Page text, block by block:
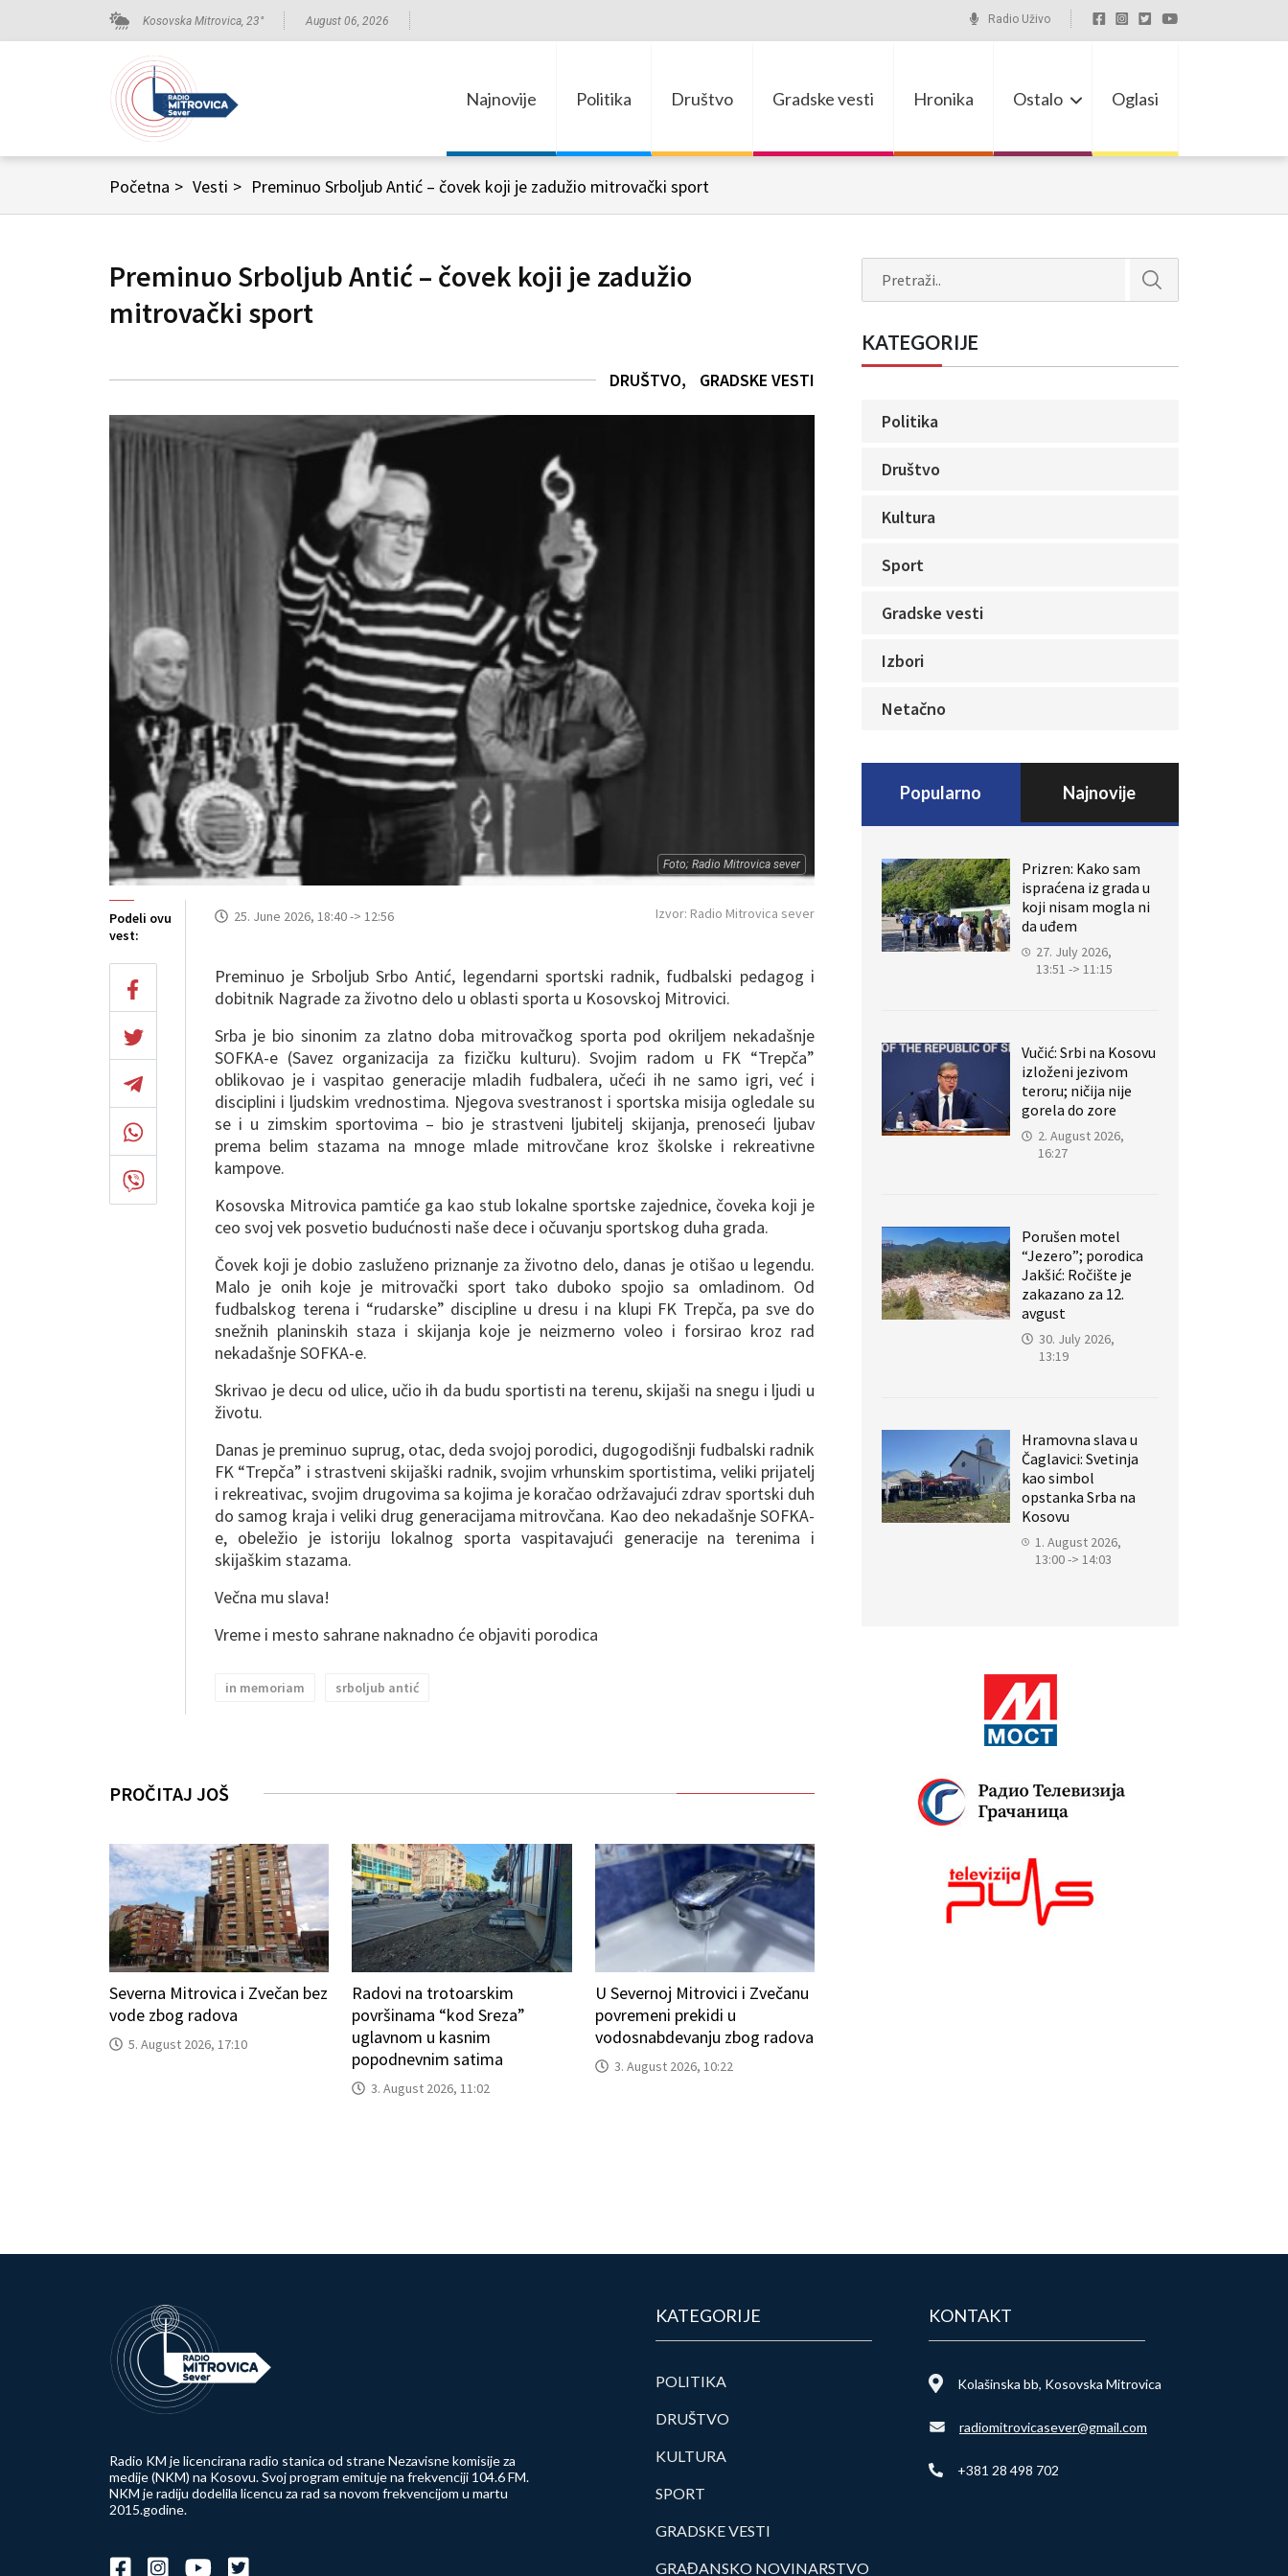
Kosovska Mitrovica, 23° August 06, 2026 Radio Uživo
Najnovije Politika Društvo Gradske vesti Hronika Ostalo Oglasi
Početna > Vesti > Preminuo Srboljub Antić – čovek koji je zadužio mitrovački sport
Preminuo Srboljub Antić – čovek koji je zadužio
mitrovački sport
DRUŠTVO GRADSKE VESTI
Foto; Radio Mitrovica sever
Podeli ovu
vest:
25. June 2026, 18:40 -> 12:56 Izvor: Radio Mitrovica sever
Preminuo je Srboljub Srbo Antić, legendarni sportski radnik, fudbalski pedagog i
dobitnik Nagrade za životno delo u oblasti sporta u Kosovskoj Mitrovici.
Srba je bio sinonim za zlatno doba mitrovačkog sporta pod okriljem nekadašnje
SOFKA-e (Savez organizacija za fizičku kulturu). Svojim radom u FK “Trepča”
oblikovao je i vaspitao generacije mladih fudbalera, učeći ih ne samo igri, već i
disciplini i ljudskim vrednostima. Njegova svestranost i sportska misija ogledale su
se i u zimskim sportovima – bio je strastveni ljubitelj skijanja, prenoseći ljubav
prema belim stazama na mnoge mlade mitrovčane kroz školske i rekreativne
kampove.
Kosovska Mitrovica pamtiće ga kao stub lokalne sportske zajednice, čoveka koji je
ceo svoj vek posvetio budućnosti naše dece i očuvanju sportskog duha grada.
Čovek koji je dobio zasluženo priznanje za životno delo, danas je otišao u legendu.
Malo je onih koje je mitrovački sport tako duboko spojio sa omladinom. Od
fudbalskog terena i “rudarske” discipline u dresu i na klupi FK Trepča, pa sve do
snežnih planinskih staza i skijanja koje je neizmerno voleo i forsirao kroz rad
nekadašnje SOFKA-e.
Skrivao je decu od ulice, učio ih da budu sportisti na terenu, skijaši na snegu i ljudi u
životu.
Danas je preminuo suprug, otac, deda svojoj porodici, dugogodišnji fudbalski radnik
FK “Trepča” i strastveni skijaški radnik, svojim vrhunskim sportistima, veliki prijatelj
i rekreativac, svojim drugovima sa kojima je koračao održavajući zdrav sportski duh
do samog kraja i veliki drug generacijama mitrovčana. Kao deo nekadašnje SOFKA-
e, obeležio je istoriju lokalnog sporta vaspitavajući generacije na terenima i
skijaškim stazama.
Večna mu slava!
Vreme i mesto sahrane naknadno će objaviti porodica
in memoriam srboljub antić
PROČITAJ JOŠ
Severna Mitrovica i Zvečan bez
vode zbog radova
5. August 2026, 17:10
Radovi na trotoarskim
površinama “kod Sreza”
uglavnom u kasnim
popodnevnim satima
3. August 2026, 11:02
U Severnoj Mitrovici i Zvečanu
povremeni prekidi u
vodosnabdevanju zbog radova
3. August 2026, 10:22
KATEGORIJE
Politika
Društvo
Kultura
Sport
Gradske vesti
Izbori
Netačno
Popularno Najnovije
Prizren: Kako sam
ispraćena iz grada u
koji nisam mogla ni
da uđem
27. July 2026,
13:51 -> 11:15
Vučić: Srbi na Kosovu
izloženi jezivom
teroru; ničija nije
gorela do zore
2. August 2026,
16:27
Porušen motel
“Jezero”; porodica
Jakšić: Ročište je
zakazano za 12.
avgust
30. July 2026,
13:19
Hramovna slava u
Čaglavici: Svetinja
kao simbol
opstanka Srba na
Kosovu
1. August 2026,
13:00 -> 14:03
Radio KM je licencirana radio stanica od strane Nezavisne komisije za
medije (NKM) na Kosovu. Svoj program emituje na frekvenciji 104.6 FM.
NKM je radiju dodelila licencu za rad sa novom frekvencijom u martu
2015.godine.
KATEGORIJE
POLITIKA
DRUŠTVO
KULTURA
SPORT
GRADSKE VESTI
GRAĐANSKO NOVINARSTVO
KONTAKT
Kolašinska bb, Kosovska Mitrovica
radiomitrovicasever@gmail.com
+381 28 498 702